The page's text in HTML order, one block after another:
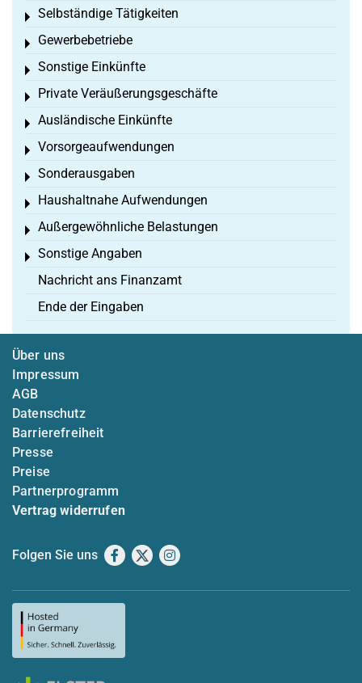
Selbständige Tätigkeiten
Toggle menu
Gewerbebetriebe
Toggle menu
Sonstige Einkünfte
Toggle menu
Private Veräußerungsgeschäfte
Toggle menu
Ausländische Einkünfte
Toggle menu
Vorsorgeaufwendungen
Toggle menu
Sonderausgaben
Toggle menu
Haushaltnahe Aufwendungen
Toggle menu
Außergewöhnliche Belastungen
Toggle menu
Sonstige Angaben
Toggle menu
Nachricht ans Finanzamt
Ende der Eingaben
Über uns
Impressum
AGB
Datenschutz
Barrierefreiheit
Presse
Preise
Partnerprogramm
Vertrag widerrufen
Folgen Sie uns Facebook
X Instagram